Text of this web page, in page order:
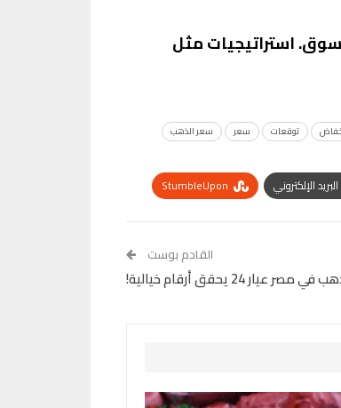
استراتيجيات مثل
توقعات سعر
سعر الذهب
البريد الإلكتروني
StumbleUpon
القادم بوست
عيار 24 يحقق أرقام خيالية!